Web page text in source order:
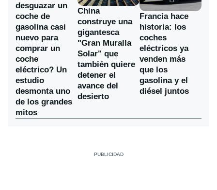
desguazar un
coche de
gasolina casi
nuevo para
comprar un
coche
eléctrico? Un
estudio
desmonta uno
de los grandes
mitos
China
construye una
gigantesca
"Gran Muralla
Solar" que
también quiere
detener el
avance del
desierto
Francia hace
historia: los
coches
eléctricos ya
venden más
que los
gasolina y el
diésel juntos